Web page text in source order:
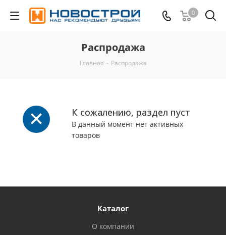
0
Распродажа
Главная - Распродажа
К сожалению, раздел пуст
В данный момент нет активных
товаров
Каталог
О компании